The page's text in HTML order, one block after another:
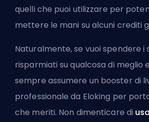
quelli che puoi utilizzare per
mettere le mani su alcuni crediti
Naturalmente, se vuoi spendere i
risparmiati su qualcosa di meglio
sempre assumere un booster di
professionale da Eloking per
che meriti. Non dimenticare di